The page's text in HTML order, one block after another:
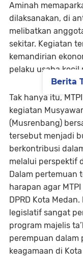
Aminah
dilaksanakan, di
melibatkan
sekitar. Kegiatan
kemandirian
pelaku usaha
Tak hanya itu,
kegiatan
(Musrenbang)
tersebut menjadi
berkontribusi
melalui perspektif
Dalam pertemuan
harapan agar
DPRD Kota
legislatif sangat
program majelis
perempuan dalam
keagamaan di
Berita